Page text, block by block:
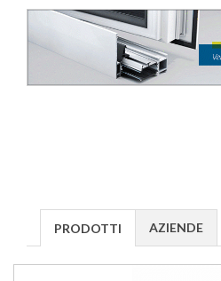
PRODOTTI AZIENDE